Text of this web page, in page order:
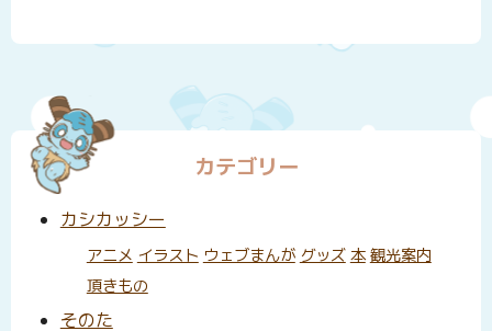
カテゴリー
カシカッシー
アニメ イラスト ウェブまんが グッズ 本 観光案内
頂きもの
そのた